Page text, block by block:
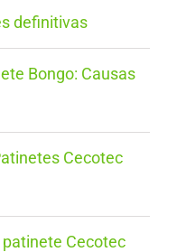
definitivas
Bongo: Causas
Cecotec
patinete Cecotec